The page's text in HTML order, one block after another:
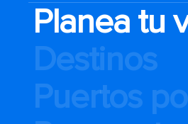
Planea tu
Destinos
Puertos